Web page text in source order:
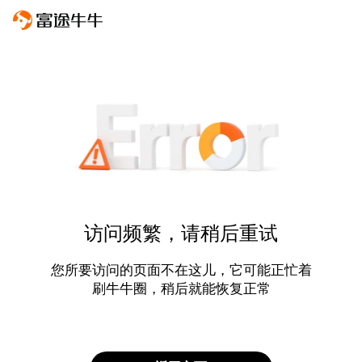
访问频繁，请稍后重试
您所要访问的页面不在这儿，它可能正忙着
刷牛牛圈，稍后就能恢复正常